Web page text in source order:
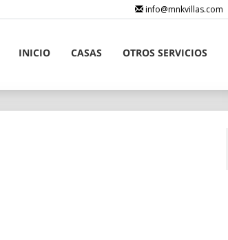
info@mnkvillas.com
INICIO CASAS OTROS SERVICIOS